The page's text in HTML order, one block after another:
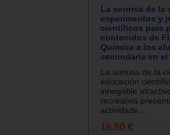
La sonrisa de la
experimentos y
científicos para
contenidos de
Química a los
secundaria en el
La sonrisa de la
educación
innegable
recreativa
actividade...
18.50 €